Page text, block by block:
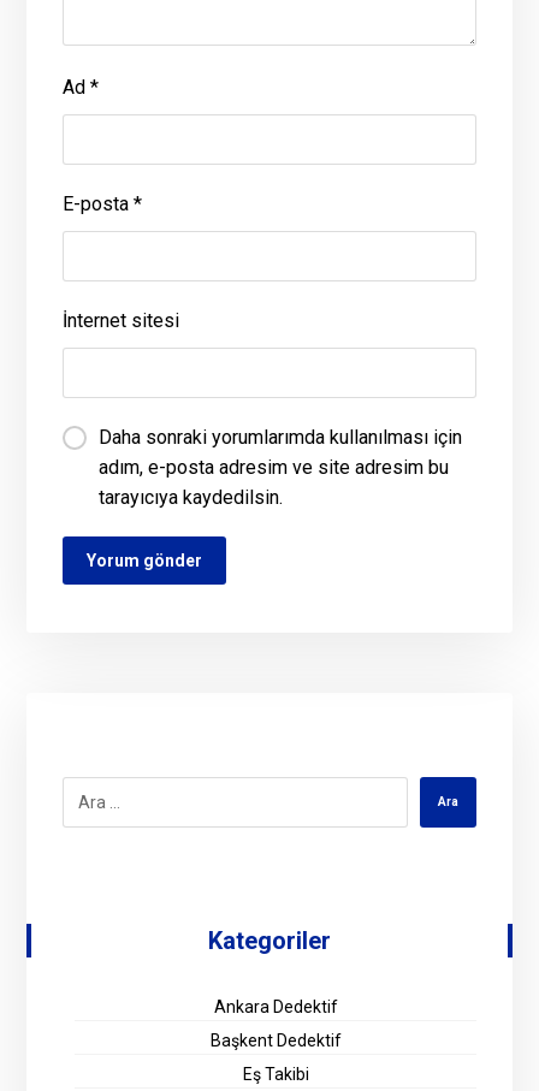
Ad*
E-posta*
İnternet sitesi
Daha sonraki yorumlarımda kullanılması için
adım, e-posta adresim ve site adresim bu
tarayıcıya kaydedilsin.
Kategoriler
Ankara Dedektif
Başkent Dedektif
Eş Takibi